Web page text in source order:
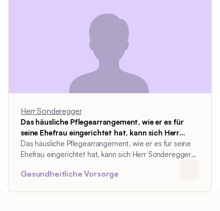
Herr Sonderegger
Das häusliche Pflegearrangement, wie er es für
seine Ehefrau eingerichtet hat, kann sich Herr
Sonderegger auch für sich selbst vorstellen.
Das häusliche Pflegearrangement, wie er es für seine
Ehefrau eingerichtet hat, kann sich Herr Sonderegger
angewiesen sein.
Gesundheitliche Vorsorge